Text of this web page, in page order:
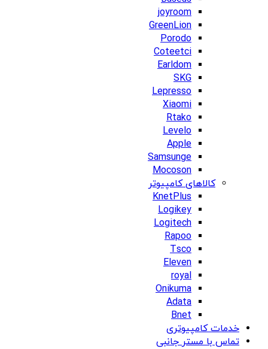
joyroom
GreenLion
Porodo
Coteetci
Earldom
SKG
Lepresso
Xiaomi
Rtako
Levelo
Apple
Samsunge
Mocoson
کالاهای کامپیوتر
KnetPlus
Logikey
Logitech
Rapoo
Tsco
Eleven
royal
Onikuma
Adata
Bnet
خدمات کامپیوتری
تماس با مستر جانبی